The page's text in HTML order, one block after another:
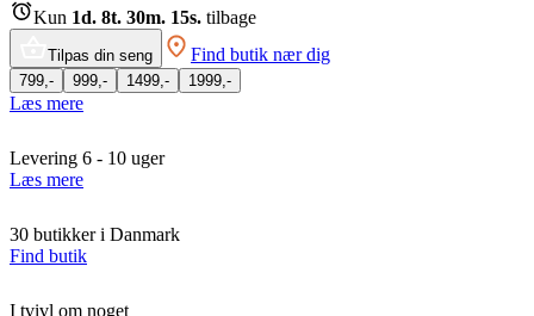
Kun 1d. 8t. 30m. 15s. tilbage
Tilpas din seng Find butik nær dig
799,- 999,- 1499,- 1999,-
Læs mere
Levering 6 - 10 uger
Læs mere
30 butikker i Danmark
Find butik
I tvivl om noget